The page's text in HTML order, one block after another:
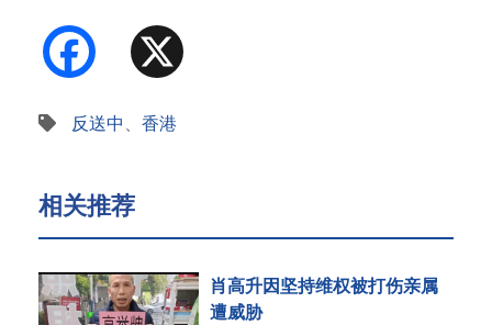
Facebook
反送中、 香港
相关推荐
肖高升因坚持维权被打伤亲属
遭威胁